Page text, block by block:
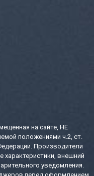
на сайте, НЕ
положениями ч.2, ст.
Производители
характеристики, внешний
уведомления.